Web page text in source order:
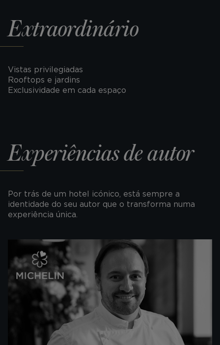
Extraordinário
Vistas privilegiadas
Rooftops e jardins
Exclusividade em cada espaço
Experiências de autor
Por trás de um hotel icónico, está sempre a
identidade do seu autor que o transforma numa
experiência única.